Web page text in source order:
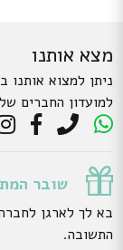
מצא אותנו
ניתן למצוא אותנו
למועדון החברים
שובר
בא לך לארגן
התשובה.